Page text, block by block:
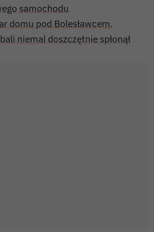
samochodu
domu pod Bolesławcem.
niemal doszczętnie spłonął